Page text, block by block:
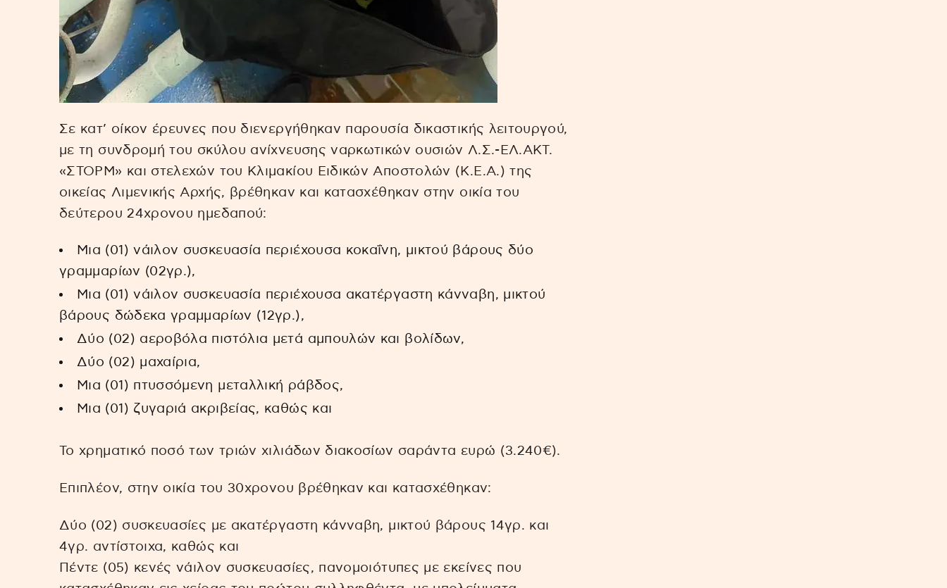
Σε κατ’ οίκον έρευνες που διενεργήθηκαν παρουσία δικαστικής λειτουργού,
με τη συνδρομή του σκύλου ανίχνευσης ναρκωτικών ουσιών Λ.Σ.-ΕΛ.ΑΚΤ.
«ΣΤΟΡΜ» και στελεχών του Κλιμακίου Ειδικών Αποστολών (Κ.Ε.Α.) της
οικείας Λιμενικής Αρχής, βρέθηκαν και κατασχέθηκαν στην οικία του
δεύτερου 24χρονου ημεδαπού:
Μια (01) νάιλον συσκευασία περιέχουσα κοκαΐνη, μικτού βάρους δύο
γραμμαρίων (02γρ.),
Μια (01) νάιλον συσκευασία περιέχουσα ακατέργαστη κάνναβη, μικτού
βάρους δώδεκα γραμμαρίων (12γρ.),
Δύο (02) αεροβόλα πιστόλια μετά αμπουλών και βολίδων,
Δύο (02) μαχαίρια,
Μια (01) πτυσσόμενη μεταλλική ράβδος,
Μια (01) ζυγαριά ακριβείας, καθώς και
Το χρηματικό ποσό των τριών χιλιάδων διακοσίων σαράντα ευρώ (3.240€).
Επιπλέον, στην οικία του 30χρονου βρέθηκαν και κατασχέθηκαν:
Δύο (02) συσκευασίες με ακατέργαστη κάνναβη, μικτού βάρους 14γρ. και
4γρ. αντίστοιχα, καθώς και
Πέντε (05) κενές νάιλον συσκευασίες, πανομοιότυπες με εκείνες που